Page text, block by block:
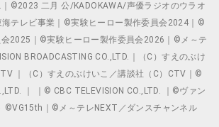
｜©2023 二月 公/KADOKAWA/声優ラジオのウラオ
テレビ事業｜©実験ヒーロー製作委員会2024｜©
2025｜©実験ヒーロー製作委員会2026｜©メ～テ
BROADCASTING CO.,LTD.｜（C）すえのぶけ
｜（C）すえのぶけいこ／講談社（C）CTV｜©
｜ ｜© CBC TELEVISION CO.,LTD. ｜©ヴァン
©VG15th｜©メ～テレNEXT／ダンスチャンネル